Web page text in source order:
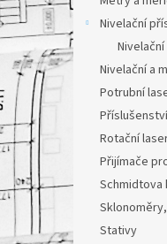
Nivelační
Nivelační a
Potrubní
Rotační
Přijímače
Schmidtova
Stativy